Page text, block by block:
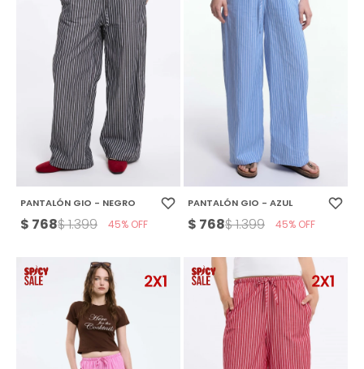
PANTALÓN GIO - NEGRO
$ 768$1.399 45
PANTALÓN GIO - AZUL
$ 768$1.399 45